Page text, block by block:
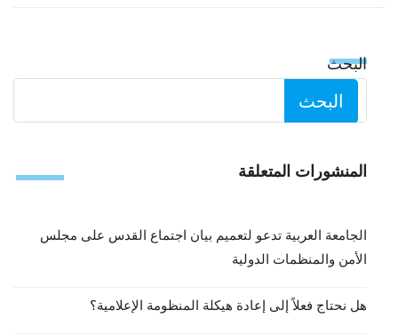
البحث
البحث
المنشورات المتعلقة
الجامعة العربية تدعو لتعميم بيان اجتماع القدس على مجلس
الأمن والمنظمات الدولية
هل نحتاج فعلاً إلى إعادة هيكلة المنظومة الإعلامية؟